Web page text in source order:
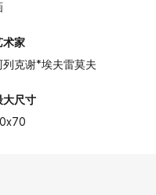
术家
列克谢*埃夫雷莫夫
大尺寸